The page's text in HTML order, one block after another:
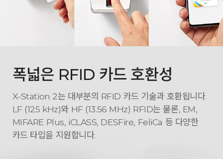
폭넓은 RFID 카드 호환성
X-Station 2는 대부분의 RFID 카드 기술과 호환됩니다.
LF (125 kHz)와 HF (13.56 MHz) RFID는 물론, EM,
MIFARE Plus, iCLASS, DESFire, FeliCa 등 다양한
카드 타입을 지원합니다.